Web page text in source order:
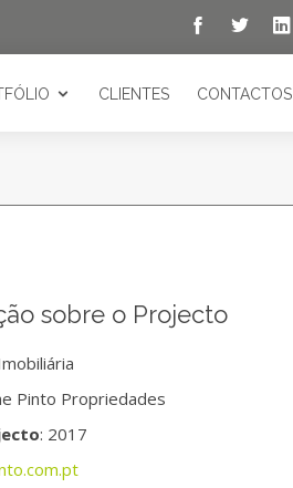
CLIENTES CONTACTOS
sobre o Projecto
Pinto Propriedades
: 2017